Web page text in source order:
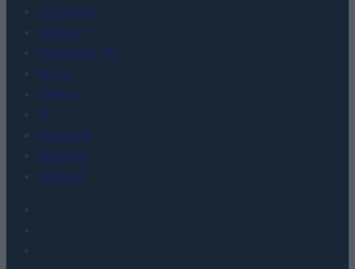
Promocje
FinTech
Hardware PC
Moto
Gaming
AI
Redakcja
Reklama
Kontakt